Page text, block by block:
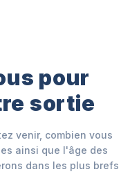
pour
sortie
venir, combien vous
ainsi que l'âge des
dans les plus brefs